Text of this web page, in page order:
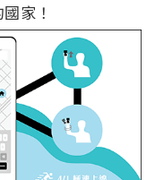
家！